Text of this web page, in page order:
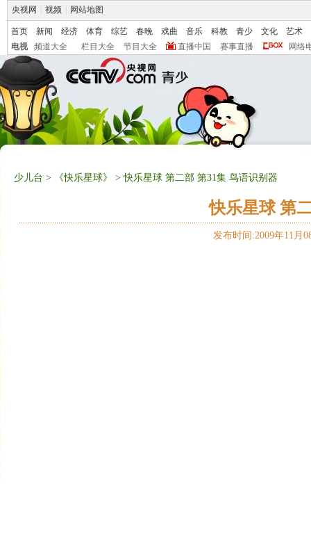
央视网 视频 网站地图
首页 新闻 经济 体育 综艺 春晚 戏曲 音乐 科教 青少 文化
艺术
电视
频道大全 栏目大全 节目大全 直播中国 赛事直播 网络
少儿台 > 《快乐星球》 > 快乐星球 第二部 第31集 鸟语识别器
快乐星球 第
发布时间:2009年11月